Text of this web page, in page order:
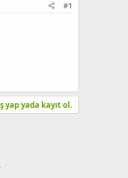
#1
yap yada kayıt ol.